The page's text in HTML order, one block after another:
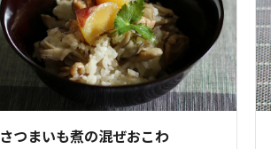
さつまいも煮の混ぜおこわ